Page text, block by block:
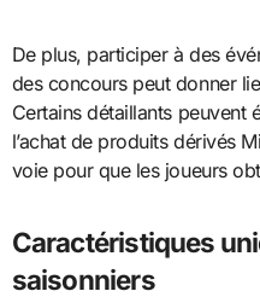
De plus, participer à des
des concours peut donner
Certains détaillants peuvent
l’achat de produits dérivés
voie pour que les joueurs
Caractéristiques
saisonniers